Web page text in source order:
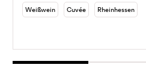
Weißwein Cuvée Rheinhessen